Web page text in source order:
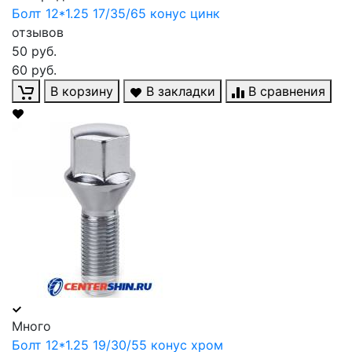
Болт 12*1.25 17/35/65 конус цинк
отзывов
50 руб.
60 руб.
В корзину
В закладки В сравнения
Много
Болт 12*1.25 19/30/55 конус хром